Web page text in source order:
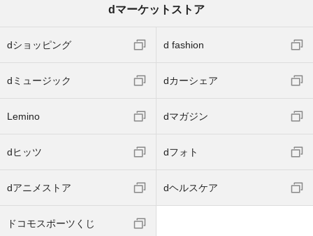
dマーケットストア
dショッピング d fashion
dミュージック dカーシェア
Lemino dマガジン
dヒッツ dフォト
dアニメストア dヘルスケア
ドコモスポーツくじ